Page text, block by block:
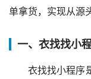
单拿货，实现从源
一、衣找找小
衣找找小程序